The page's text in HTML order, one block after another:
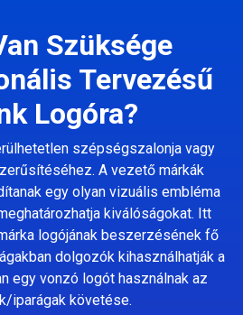
Szüksége
Tervezésű
Logóra?
szépségszalonja vagy
A vezető márkák
egy olyan vizuális embléma
kiválóságokat. Itt
logójának beszerzésének fő
dolgozók kihasználhatják a
egy vonzó logót használnak az
iparágak követése.